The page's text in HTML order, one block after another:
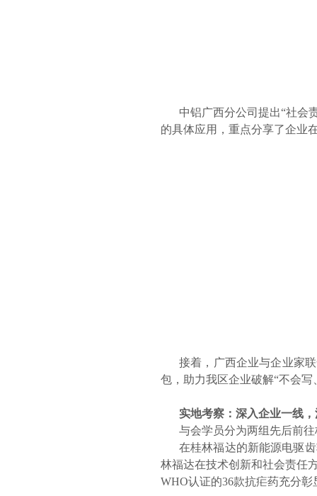
中铝广西分公司提出“社会
的具体应用，重点分享了企业
接着，广西企业与企业家
包，助力我区企业破解“不会
实地考察：深入企业一线
与会学员分为两组先后前
在桂林福达的新能源电驱
林福达在技术创新和社会责任
WHO认证的36款抗疟药充分